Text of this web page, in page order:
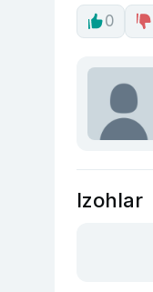
0
Izohlar